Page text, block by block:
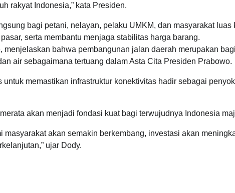
rakyat Indonesia,” kata Presiden.
bagi petani, nelayan, pelaku UMKM, dan masyarakat luas
serta membantu menjaga stabilitas harga barang.
bahwa pembangunan jalan daerah merupakan
air sebagaimana tertuang dalam Asta Cita Presiden Prabowo.
memastikan infrastruktur konektivitas hadir sebagai
akan menjadi fondasi kuat bagi terwujudnya Indonesia
akan semakin berkembang, investasi akan
ujar Dody.